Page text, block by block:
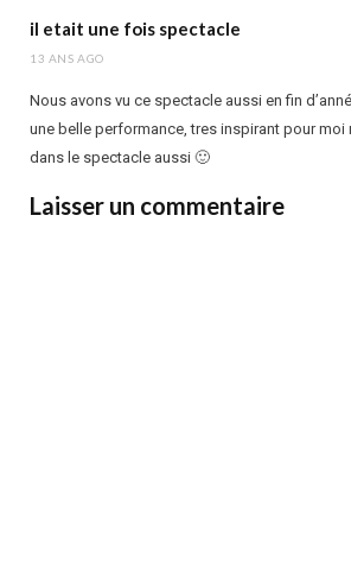
il etait une fois spectacle
13 ANS AGO
Nous avons vu ce spectacle aussi en fin
une belle performance, tres inspirant pour moi
dans le spectacle aussi 🙂
Laisser un commentaire